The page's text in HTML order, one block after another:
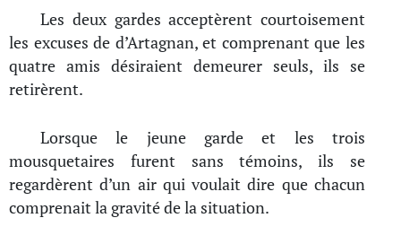
Les deux gardes acceptèrent courtoisement
les excuses de d’Artagnan, et comprenant que les
quatre amis désiraient demeurer seuls, ils se
retirèrent.
Lorsque le jeune garde et les trois
mousquetaires furent sans témoins, ils se
regardèrent d’un air qui voulait dire que chacun
comprenait la gravité de la situation.